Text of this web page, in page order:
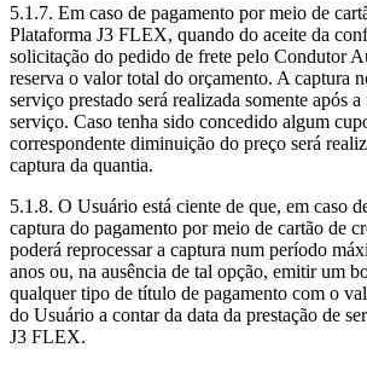
5.1.7. Em caso de pagamento por meio de
Plataforma J3 FLEX, quando do aceite da
solicitação do pedido de frete pelo Condutor
reserva o valor total do orçamento. A captura
serviço prestado será realizada somente após
serviço. Caso tenha sido concedido algum
correspondente diminuição do preço será
captura da quantia.
5.1.8. O Usuário está ciente de que, em caso
captura do pagamento por meio de cartão de
poderá reprocessar a captura num período
anos ou, na ausência de tal opção, emitir um
qualquer tipo de título de pagamento com o
do Usuário a contar da data da prestação de
J3 FLEX.